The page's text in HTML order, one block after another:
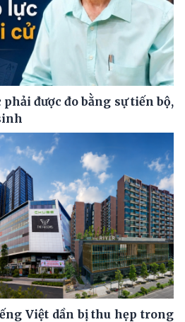
được đo bằng sự tiến bộ,
Việt dần bị thu hẹp trong